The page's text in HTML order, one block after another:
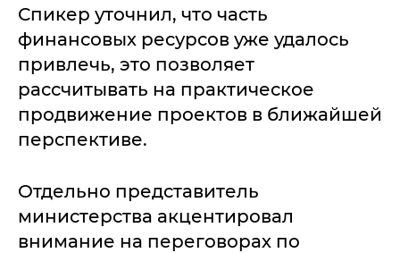
Спикер уточнил, что часть
финансовых ресурсов уже удалось
привлечь, это позволяет
рассчитывать на практическое
продвижение проектов в ближайшей
перспективе.
Отдельно представитель
министерства акцентировал
внимание на переговорах по